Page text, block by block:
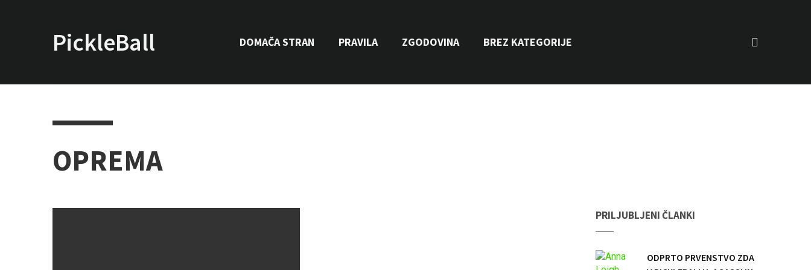
PickleBall.info DOMAČA STRAN PRAVILA ZGODOVINA BREZ KATEGORIJE
OPREMA
PRILJUBLJENI ČLANKI
ODPRTO PRVENSTVO ZDA